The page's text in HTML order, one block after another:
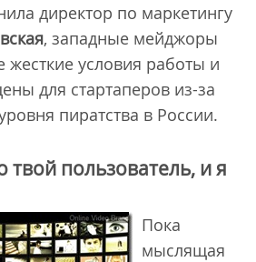
директор по маркетингу
, западные мейджоры
жесткие условия работы и
для стартаперов из-за
пиратства в России.
твой пользователь, и я
Пока
мыслящая